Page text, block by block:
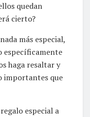
quedan
cierto?
más especial,
específicamente
haga resaltar y
importantes que
especial a